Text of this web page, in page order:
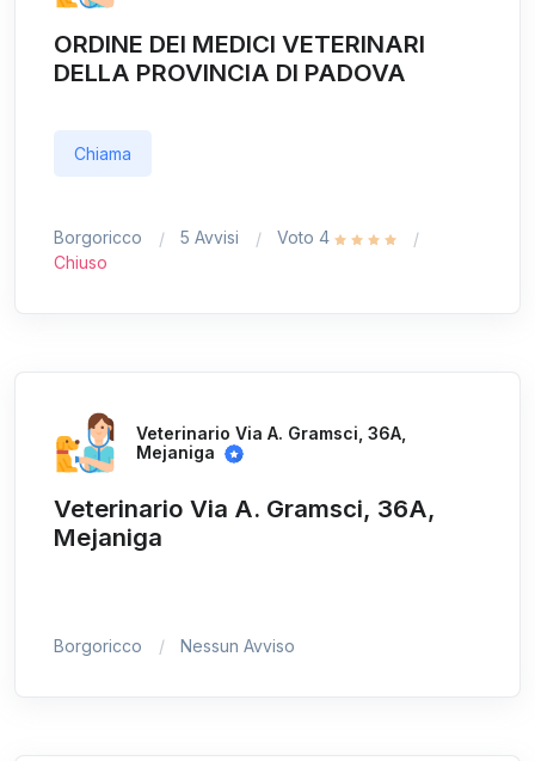
ORDINE DEI MEDICI VETERINARI
DELLA PROVINCIA DI PADOVA
Chiama
Borgoricco 5 Avvisi
Voto 4
Chiuso
Veterinario Via A. Gramsci, 36A,
Mejaniga
Veterinario Via A. Gramsci, 36A,
Mejaniga
Borgoricco Nessun Avviso